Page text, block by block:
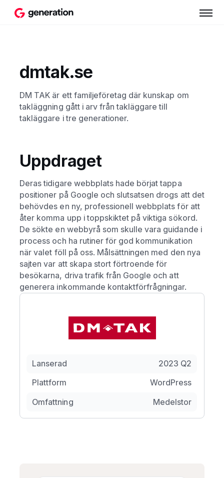
dmtak.se
DM TAK är ett familjeföretag där kunskap om
takläggning gått i arv från takläggare till
takläggare i tre generationer.
Uppdraget
Deras tidigare webbplats hade börjat tappa
positioner på Google och slutsatsen drogs att det
behövdes en ny, professionell webbplats för att
åter komma upp i toppskiktet på viktiga sökord.
De sökte en webbyrå som skulle vara guidande i
process och ha rutiner för god kommunikation
när valet föll på oss. Målsättningen med den nya
sajten var att skapa stort förtroende för
besökarna, driva trafik från Google och att
generera inkommande kontaktförfrågningar.
Lanserad
2023 Q2
Plattform
WordPress
Omfattning
Medelstor